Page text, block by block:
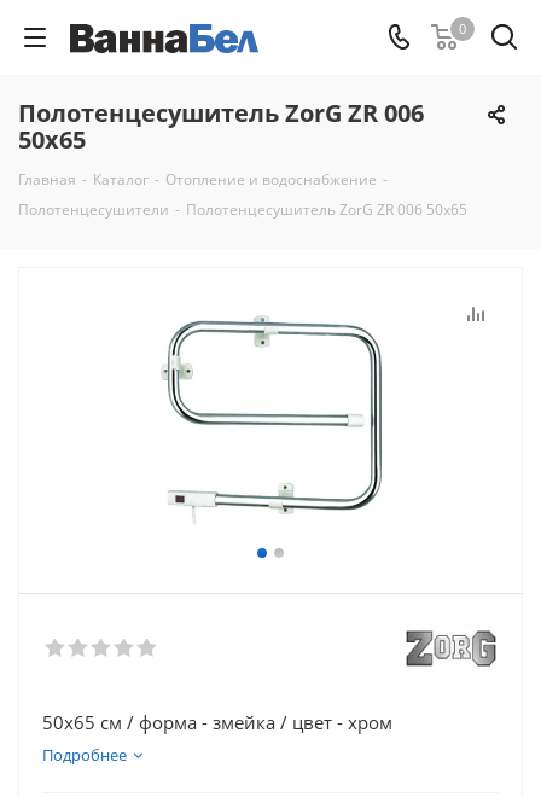
0
Полотенцесушитель ZorG ZR 006
50x65
Главная - Каталог - Отопление и водоснабжение -
Полотенцесушители - Полотенцесушитель ZorG ZR 006 50x65
50х65 см / форма - змейка / цвет - хром
Подробнее